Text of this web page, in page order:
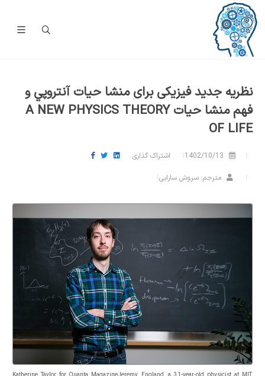
نظریه جدید فیزیکی برای منشا حیات آنتروپي و
فهم منشا حيات A NEW PHYSICS THEORY
OF LIFE
اشتراک گذاری
مترجم: سروش سارابی